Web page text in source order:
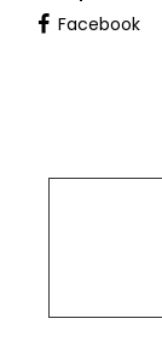
Facebook